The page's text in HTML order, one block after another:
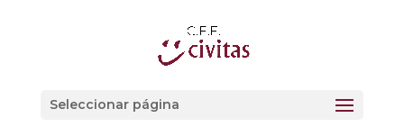
Seleccionar página